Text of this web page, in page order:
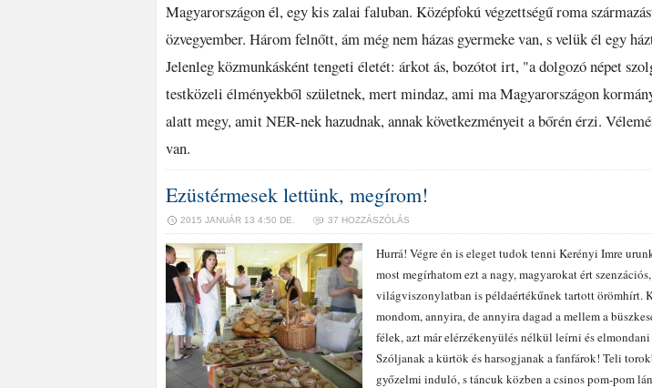
Magyarországon él, egy kis zalai faluban. Középfokú végzettségű roma
özvegyember. Három felnőtt, ám még nem házas gyermeke van, s velük él egy
Jelenleg közmunkásként tengeti életét: árkot ás, bozótot irt, "a dolgozó népet
testközeli élményekből születnek, mert mindaz, ami ma Magyarországon
alatt megy, amit NER-nek hazudnak, annak következményeit a bőrén érzi.
van.
Ezüstérmesek lettünk, megírom!
2015 JANUÁR 13 4:50 DE. 37 HOZZÁSZÓLÁS
Hurrá! Végre én is eleget tudok tenni Kerényi Imre
most megírhatom ezt a nagy, magyarokat ért szenzációs,
világviszonylatban is példaértékűnek tartott örömhírt.
mondom, annyira, de annyira dagad a mellem a
félek, azt már elérzékenyülés nélkül leírni és
Szóljanak a kürtök és harsogjanak a fanfárok! Teli
győzelmi induló, s táncuk közben a csinos pom-pom